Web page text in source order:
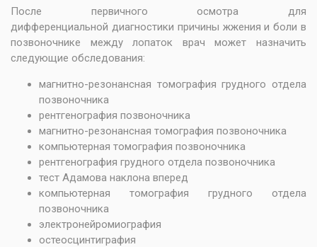
После первичного осмотра для
дифференциальной диагностики причины жжения и боли в
позвоночнике между лопаток врач может назначить
следующие обследования:
магнитно-резонансная томография грудного отдела
позвоночника
рентгенография позвоночника
магнитно-резонансная томография позвоночника
компьютерная томография позвоночника
рентгенография грудного отдела позвоночника
тест Адамова наклона вперед
компьютерная томография грудного отдела
позвоночника
электронейромиография
остеосцинтиграфия